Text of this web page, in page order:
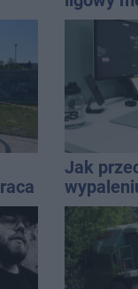
Znamy
Jak